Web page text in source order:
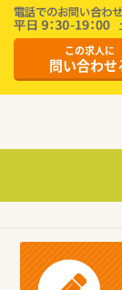
この求人に
問い合わせ